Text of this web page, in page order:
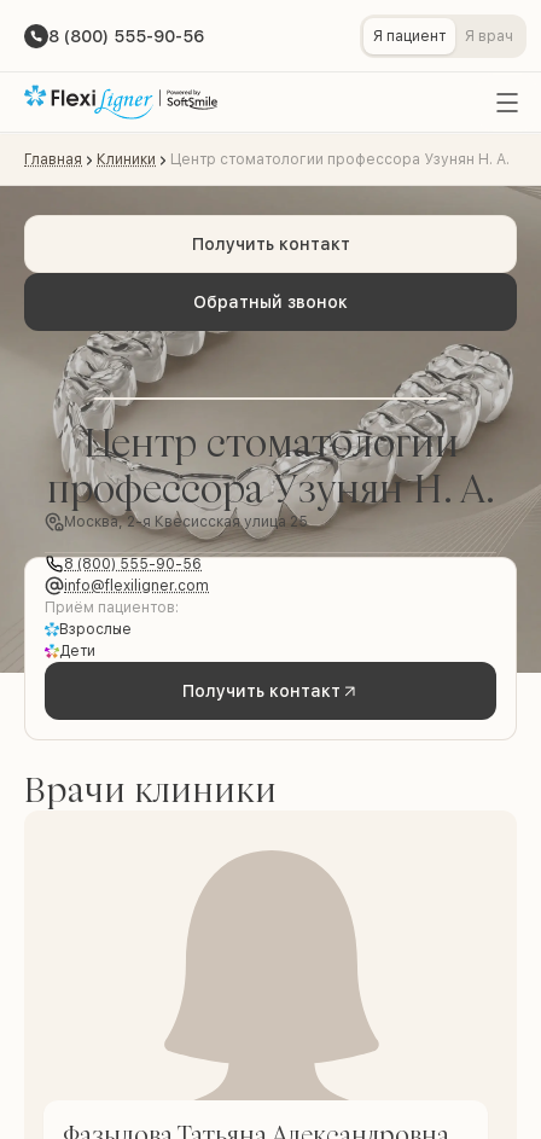
8 (800) 555-90-56 Я пациент Я врач
Главная Клиники Центр стоматологии профессора Узунян Н. А.
Обратный звонок
Получить контакт
Центр стоматологии
профессора Узунян Н. А.
Москва, 2-я Квесисская улица 25
8 (800) 555-90-56
info@flexiligner.com
Приём пациентов:
Взрослые
Дети
Получить контакт
Врачи клиники